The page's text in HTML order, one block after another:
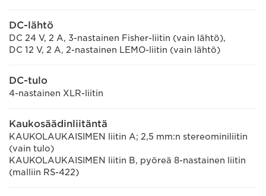
DC-lähtö
DC 24 V, 2 A, 3-nastainen Fisher-liitin (vain lähtö),
DC 12 V, 2 A, 2-nastainen LEMO-liitin (vain lähtö)
DC-tulo
4-nastainen XLR-liitin
Kaukosäädinliitäntä
KAUKOLAUKAISIMEN liitin A; 2,5 mm:n stereominiliitin
(vain tulo)
KAUKOLAUKAISIMEN liitin B, pyöreä 8-nastainen liitin
(malliin RS-422)